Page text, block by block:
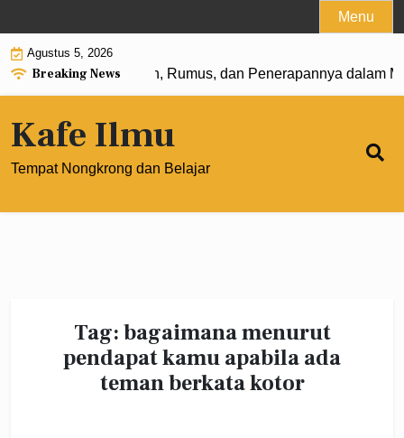
to
content
Menu
Agustus 5, 2026
Breaking News
Pangkat 0: Pengertian, Rumus, dan Penerapannya dalam
Kafe Ilmu
Tempat Nongkrong dan Belajar
Tag:bagaimana menurut
pendapat kamu apabila ada
teman berkata kotor